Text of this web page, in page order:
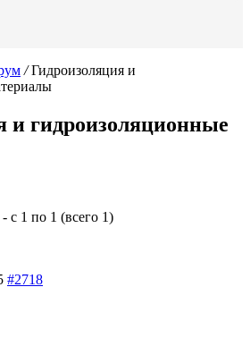
/ Гидроизоляция и
и гидроизоляционные
с 1 по 1 (всего 1)
#2718